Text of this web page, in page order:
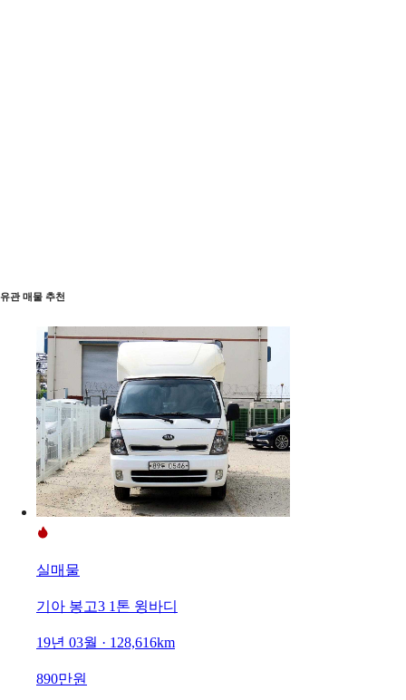
유관 매물 추천
실매물
기아 봉고3 1톤 윙바디
19년 03월 · 128,616km
890만원